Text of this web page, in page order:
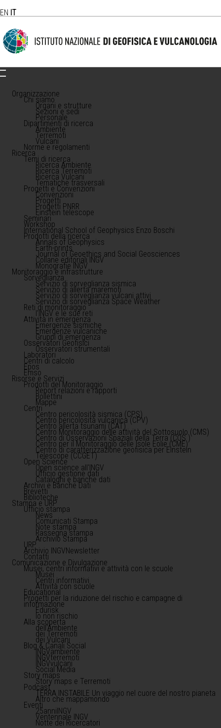
EN IT
Organizzazione
Chi siamo
Organi e strutture
Sezioni e sedi
Personale
Dipartimenti di ricerca
Ambiente
Terremoti
Vulcani
Norme e regolamenti
Ricerca
Temi di ricerca
Ricerca Ambiente
Ricerca Terremoti
Ricerca Vulcani
Tematiche trasversali
Progetti e Convenzioni
Convenzioni
Progetti
Progetti PNRR
Einstein telescope
Seminari
Workshop
International School of Geophysics Enzo Boschi
Prodotti della ricerca
Annals of Geophysics
Earth-prints
Journal of Geoethics and Social Geosciences
Collane editoriali INGV
Monografie INGV
Monitoraggio e infrastrutture
Sorveglianza
Servizio di sorveglianza sismica
Servizio di allerta maremoti
Servizio di sorveglianza vulcani attivi
Servizio di sorveglianza Space Weather
Reti di monitoraggio
l'INGV e le sue reti
Attività in emergenza
Emergenze sismiche
Emergenze vulcaniche
Gruppi di emergenza
Osservatori Geofisici
Osservatori strumentali
Laboratori
Centri di calcolo
Epos
Emso
Risorse e Servizi
Prodotti del Monitoraggio
Report relazioni e rapporti
Bollettini
Mappe
Centri
Centro pericolosità sismica (CPS)
Centro pericolosità vulcanica (CPV)
Centro allerta tsunami (CAT)
Centro Monitoraggio delle attività del Sottosuolo (CMS)
Centro di Osservazioni Spaziali della Terra (COS )
Centro per il Monitoraggio delle Isole Eolie (CME)
Centro di caratterizzazione geofisica per Einstein
Telescope (CCGET)
Open Science
Open science all'INGV
Ufficio gestione dati
Cataloghi e banche dati
Archivi e Banche Dati
Brevetti
Biblioteche
Stampa e URP
Ufficio stampa
News
Comunicati Stampa
Note stampa
Rassegna stampa
Archivio Stampa
URP
Archivio INGVNewsletter
Contatti
Comunicazione e Divulgazione
Musei, centri informativi e attività con le scuole
Musei
Centri informativi
Attività con scuole
Educational
Progetti per la riduzione del rischio e campagne di
informazione
Edurisk
Io non rischio
Alla scoperta
dell'Ambiente
dei Terremoti
dei Vulcani
Blog & Canali Social
INGVambiente
INGVterremoti
INGVvulcani
Social Media
Story maps
Story maps e Terremoti
Podcast
TERRA INSTABILE Un viaggio nel cuore del nostro pianeta
Altro che mappamondo
Eventi
25anniINGV
Ventennale INGV
Notte dei Ricercatori